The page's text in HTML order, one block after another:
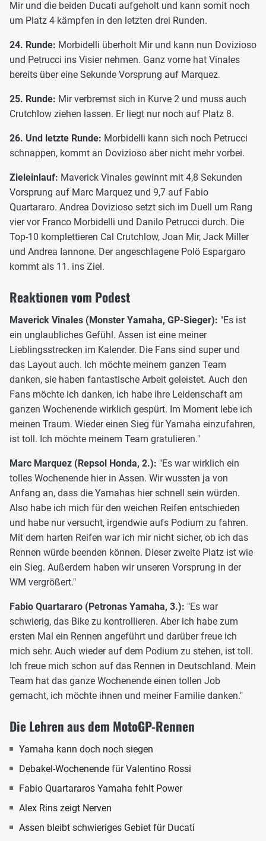
Mir und die beiden Ducati aufgeholt und kann somit noch
um Platz 4 kämpfen in den letzten drei Runden.
24. Runde: Morbidelli überholt Mir und kann nun Dovizioso
und Petrucci ins Visier nehmen. Ganz vorne hat Vinales
bereits über eine Sekunde Vorsprung auf Marquez.
25. Runde: Mir verbremst sich in Kurve 2 und muss auch
Crutchlow ziehen lassen. Er liegt nur noch auf Platz 8.
26. Und letzte Runde: Morbidelli kann sich noch Petrucci
schnappen, kommt an Dovizioso aber nicht mehr vorbei.
Zieleinlauf: Maverick Vinales gewinnt mit 4,8 Sekunden
Vorsprung auf Marc Marquez und 9,7 auf Fabio
Quartararo. Andrea Dovizioso setzt sich im Duell um Rang
vier vor Franco Morbidelli und Danilo Petrucci durch. Die
Top-10 komplettieren Cal Crutchlow, Joan Mir, Jack Miller
und Andrea Iannone. Der angeschlagene Polö Espargaro
kommt als 11. ins Ziel.
Reaktionen vom Podest
Maverick Vinales (Monster Yamaha, GP-Sieger): "Es ist
ein unglaubliches Gefühl. Assen ist eine meiner
Lieblingsstrecken im Kalender. Die Fans sind super und
das Layout auch. Ich möchte meinem ganzen Team
danken, sie haben fantastische Arbeit geleistet. Auch den
Fans möchte ich danken, ich habe ihre Leidenschaft am
ganzen Wochenende wirklich gespürt. Im Moment lebe ich
meinen Traum. Wieder einen Sieg für Yamaha einzufahren,
ist toll. Ich möchte meinem Team gratulieren."
Marc Marquez (Repsol Honda, 2.): "Es war wirklich ein
tolles Wochenende hier in Assen. Wir wussten ja von
Anfang an, dass die Yamahas hier schnell sein würden.
Also habe ich mich für den weichen Reifen entschieden
und habe nur versucht, irgendwie aufs Podium zu fahren.
Mit dem harten Reifen war ich mir nicht sicher, ob ich das
Rennen würde beenden können. Dieser zweite Platz ist wie
ein Sieg. Außerdem haben wir unseren Vorsprung in der
WM vergrößert."
Fabio Quartararo (Petronas Yamaha, 3.): "Es war
schwierig, das Bike zu kontrollieren. Aber ich habe zum
ersten Mal ein Rennen angeführt und darüber freue ich
mich sehr. Auch wieder auf dem Podium zu stehen, ist toll.
Ich freue mich schon auf das Rennen in Deutschland. Mein
Team hat das ganze Wochenende einen tollen Job
gemacht, ich möchte ihnen und meiner Familie danken."
Die Lehren aus dem MotoGP-Rennen
Yamaha kann doch noch siegen
Debakel-Wochenende für Valentino Rossi
Fabio Quartararos Yamaha fehlt Power
Alex Rins zeigt Nerven
Assen bleibt schwieriges Gebiet für Ducati